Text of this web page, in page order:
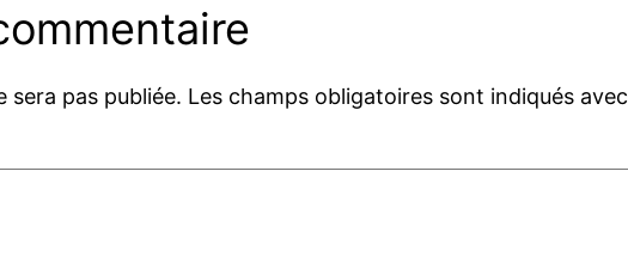
sera pas publiée. Les champs obligatoires sont indiqués avec